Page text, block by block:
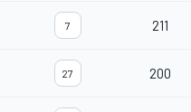
7 211
27 200